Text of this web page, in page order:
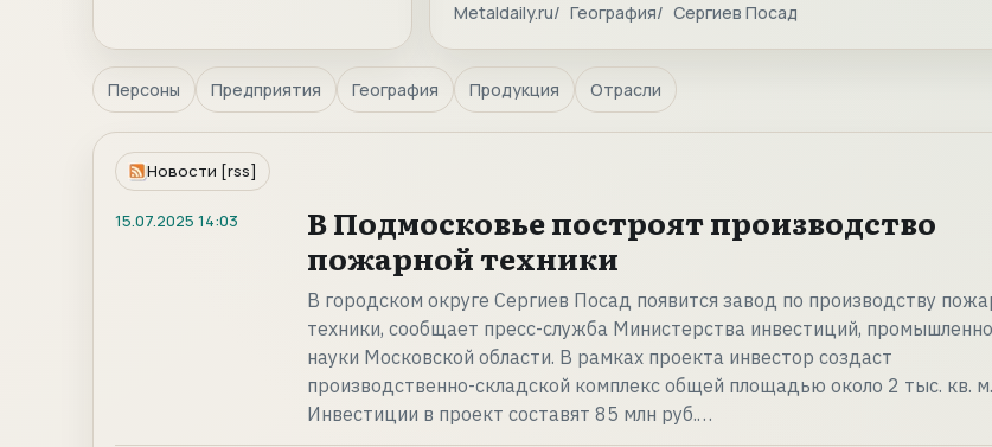
Metaldaily.ru География Сергиев Посад
Персоны Предприятия География Продукция Отрасли
Новости [rss]
15.07.2025 14:03
В Подмосковье построят производство
пожарной техники
В городском округе Сергиев Посад появится завод по производству
техники, сообщает пресс-служба Министерства инвестиций,
науки Московской области. В рамках проекта инвестор создаст
производственно-складской комплекс общей площадью около 2 тыс. кв. м.
Инвестиции в проект составят 85 млн руб.…